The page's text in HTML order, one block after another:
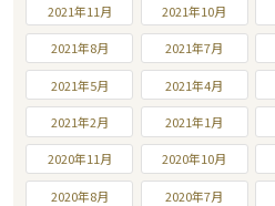
2021年11月 2021年10月
2021年8月 2021年7月
2021年5月 2021年4月
2021年2月 2021年1月
2020年11月 2020年10月
2020年8月 2020年7月